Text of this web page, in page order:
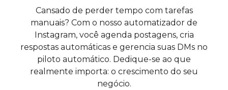
Cansado de perder tempo com tarefas
manuais? Com o nosso automatizador de
Instagram, você agenda postagens, cria
respostas automáticas e gerencia suas DMs no
piloto automático. Dedique-se ao que
realmente importa: o crescimento do seu
negócio.